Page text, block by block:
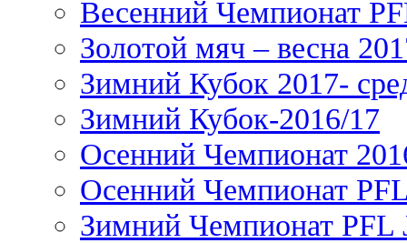
Весенний Чемпионат
Золотой мяч – весна
Зимний Кубок 2017-
Зимний Кубок-2016/17
Осенний Чемпионат
Осенний Чемпионат
Зимний Чемпионат PFL